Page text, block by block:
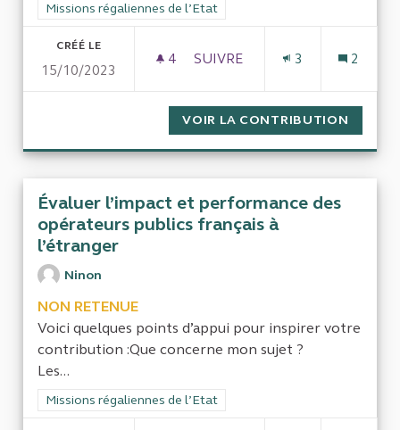
Filtrer les résultats de la catégorie : Missions régaliennes de
Missions régaliennes de l’Etat
CRÉÉ LE
15/10/2023
4 4 ABONNÉS
SUIVRE
3 2
VOIR LA CONTRIBUTION
Évaluer l’impact et performance des
opérateurs publics français à
l’étranger
Ninon
NON RETENUE
Voici quelques points d’appui pour inspirer votre
contribution :Que concerne mon sujet ?
Les...
Filtrer les résultats de la catégorie : Missions régaliennes de
Missions régaliennes de l’Etat